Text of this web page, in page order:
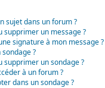
sujet dans un forum ?
supprimer un message ?
signature à mon message ?
?
supprimer un sondage ?
à un forum ?
dans un sondage ?